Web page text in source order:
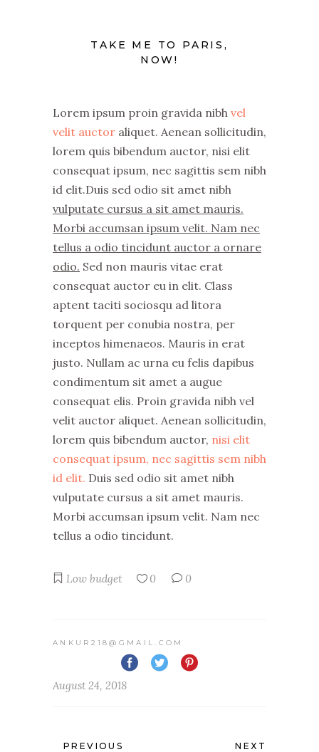
TAKE ME TO PARIS,
NOW!
Lorem ipsum proin gravida nibh vel
velit auctor aliquet. Aenean sollicitudin,
lorem quis bibendum auctor, nisi elit
consequat ipsum, nec sagittis sem nibh
id elit.Duis sed odio sit amet nibh
vulputate cursus a sit amet mauris.
Morbi accumsan ipsum velit. Nam nec
tellus a odio tincidunt auctor a ornare
odio. Sed non mauris vitae erat
consequat auctor eu in elit. Class
aptent taciti sociosqu ad litora
torquent per conubia nostra, per
inceptos himenaeos. Mauris in erat
justo. Nullam ac urna eu felis dapibus
condimentum sit amet a augue
consequat elis. Proin gravida nibh vel
velit auctor aliquet. Aenean sollicitudin,
lorem quis bibendum auctor, nisi elit
consequat ipsum, nec sagittis sem nibh
id elit. Duis sed odio sit amet nibh
vulputate cursus a sit amet mauris.
Morbi accumsan ipsum velit. Nam nec
tellus a odio tincidunt.
Low budget 0 0
ANKUR218@GMAIL.COM
August 24, 2018
PREVIOUS
NEXT